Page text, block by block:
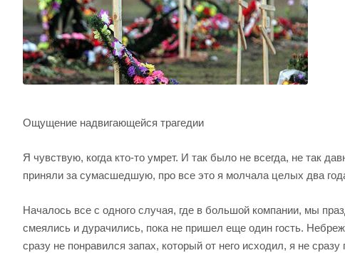
Ощущение надвигающейся трагедии
Я чувствую, когда кто-то умрет. И так было не всегда, не так
приняли за сумасшедшую, про все это я молчала целых два
Началось все с одного случая, где в большой компании, мы
смеялись и дурачились, пока не пришел еще один гость.
сразу не понравился запах, который от него исходил, я не